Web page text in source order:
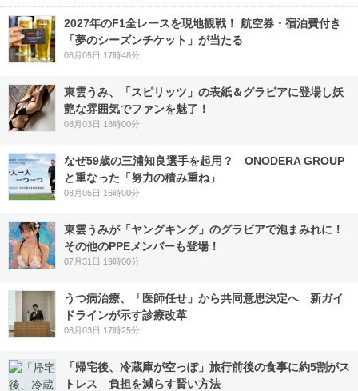
2027年のF1全レースを現地観戦！ 航空券・宿泊費付き
「夢のシーズンチケット」が当たる
08月05日 17時48分
東雲うみ、「スピリッツ」の表紙＆グラビアに登場し妖
艶な雰囲気でファンを魅了！
08月03日 18時00分
なぜ59歳の三浦知良選手を起用？ ONODERA GROUP
と重なった「努力の積み重ね」
08月05日 16時00分
東雲うみが「ヤングキング」のグラビアで泡まみれに！
その他のPPEメンバーも登場！
07月31日 19時00分
うつ病治療、「医師任せ」から共同意思決定へ 新ガイ
ドラインが示す診療改革
08月03日 17時25分
「帰宅後、冷蔵庫が空っぽ」旅行前後の食事に約5割がス
トレス 負担を減らす賢い方法